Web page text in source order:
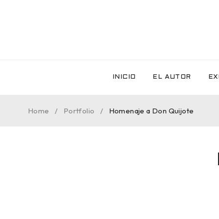
INICIO EL AUTOR
Home / Portfolio / Homenaje a Don Quijote